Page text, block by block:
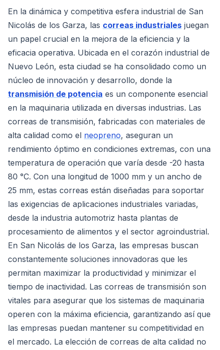
En la dinámica y competitiva esfera industrial de San
Nicolás de los Garza, las correas industriales juegan
un papel crucial en la mejora de la eficiencia y la
eficacia operativa. Ubicada en el corazón industrial de
Nuevo León, esta ciudad se ha consolidado como un
núcleo de innovación y desarrollo, donde la
transmisión de potencia es un componente esencial
en la maquinaria utilizada en diversas industrias. Las
correas de transmisión, fabricadas con materiales de
alta calidad como el neopreno, aseguran un
rendimiento óptimo en condiciones extremas, con una
temperatura de operación que varía desde -20 hasta
80 °C. Con una longitud de 1000 mm y un ancho de
25 mm, estas correas están diseñadas para soportar
las exigencias de aplicaciones industriales variadas,
desde la industria automotriz hasta plantas de
procesamiento de alimentos y el sector agroindustrial.
En San Nicolás de los Garza, las empresas buscan
constantemente soluciones innovadoras que les
permitan maximizar la productividad y minimizar el
tiempo de inactividad. Las correas de transmisión son
vitales para asegurar que los sistemas de maquinaria
operen con la máxima eficiencia, garantizando así que
las empresas puedan mantener su competitividad en
el mercado. La elección de correas de alta calidad no